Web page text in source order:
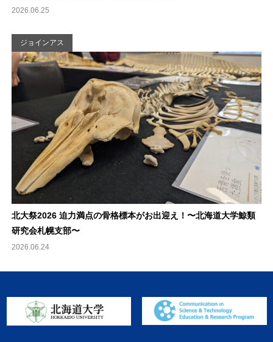
2026.06.25
ジョインアス
北大祭2026 迫力満点の骨格標本がお出迎え！〜北海道大学鯨類
研究会札幌支部〜
2026.06.24